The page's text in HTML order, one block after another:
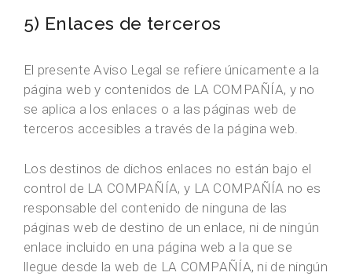
5) Enlaces de terceros
El presente Aviso Legal se refiere únicamente a la
página web y contenidos de LA COMPAÑÍA, y no
se aplica a los enlaces o a las páginas web de
terceros accesibles a través de la página web.
Los destinos de dichos enlaces no están bajo el
control de LA COMPAÑÍA, y LA COMPAÑÍA no es
responsable del contenido de ninguna de las
páginas web de destino de un enlace, ni de ningún
enlace incluido en una página web a la que se
llegue desde la web de LA COMPAÑÍA, ni de ningún